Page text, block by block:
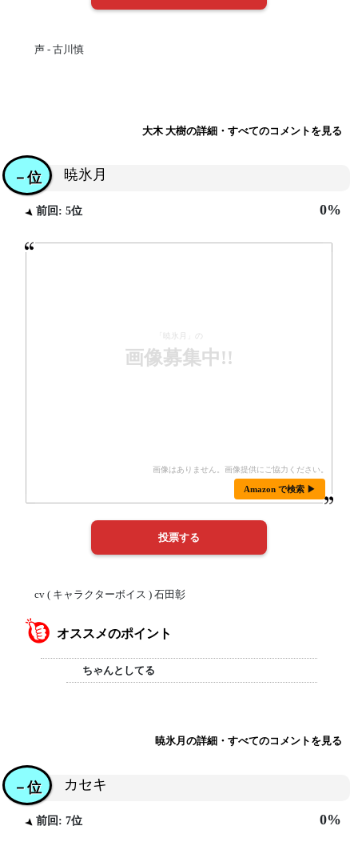
声 - 古川慎
大木 大樹の詳細・すべてのコメントを見る
暁氷月
－位
前回: 5位 0%
「暁氷月」の
画像募集中!!
Amazon で検索 ▶
cv ( キャラクターボイス ) 石田彰
オススメのポイント
ちゃんとしてる
暁氷月の詳細・すべてのコメントを見る
カセキ
－位
前回: 7位 0%